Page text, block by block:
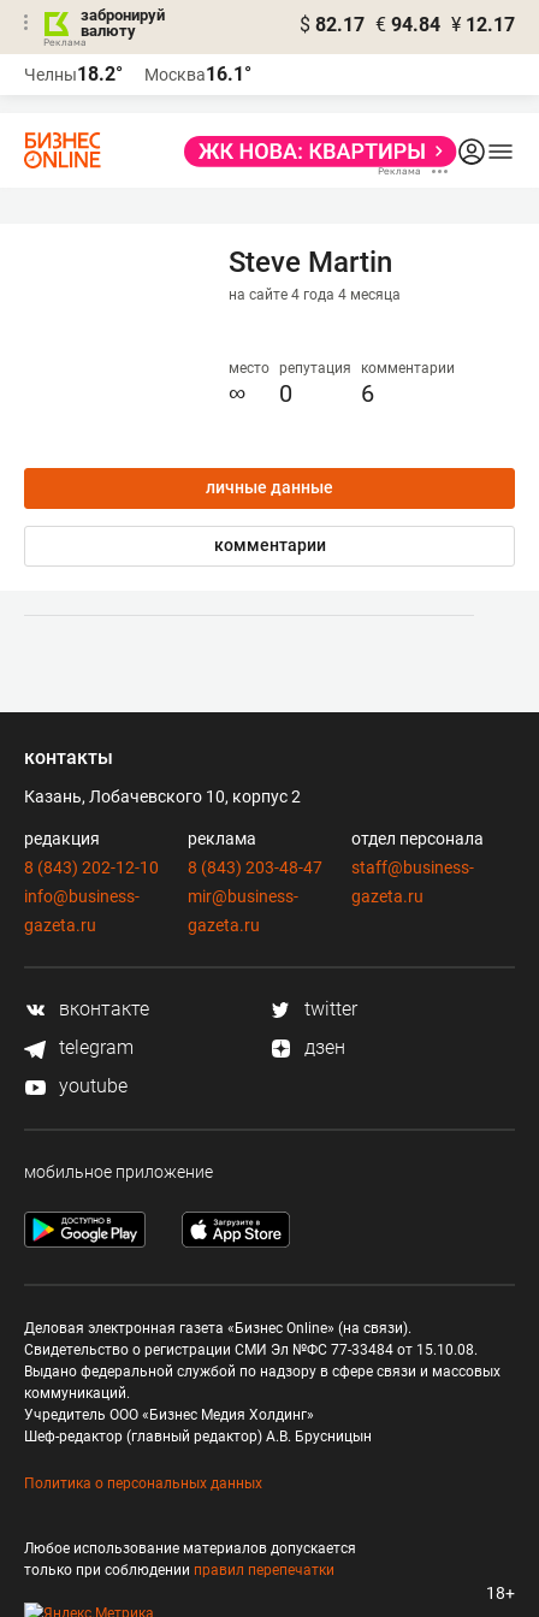
забронируй
валюту
$ 82.17 € 94.84 ¥ 12.17
Челны18.2° Москва16.1°
Steve Martin
на сайте 4 года 4 месяца
место
∞
репутация
0
комментарии
6
личные данные
комментарии
контакты
Казань, Лобачевского 10, корпус 2
редакция
8 (843) 202-12-10
info@business-
gazeta.ru
реклама
8 (843) 203-48-47
mir@business-
gazeta.ru
отдел персонала
staff@business-
gazeta.ru
вконтакте
twitter
telegram
дзен
youtube
мобильное приложение
Деловая электронная газета «Бизнес Online» (на связи).
Свидетельство о регистрации СМИ Эл №ФС 77-33484 от 15.10.08.
Выдано федеральной службой по надзору в сфере связи и массовых
коммуникаций.
Учредитель ООО «Бизнес Медия Холдинг»
Шеф-редактор (главный редактор) А.В. Брусницын
Политика о персональных данных
Любое использование материалов допускается
только при соблюдении правил перепечатки
18+